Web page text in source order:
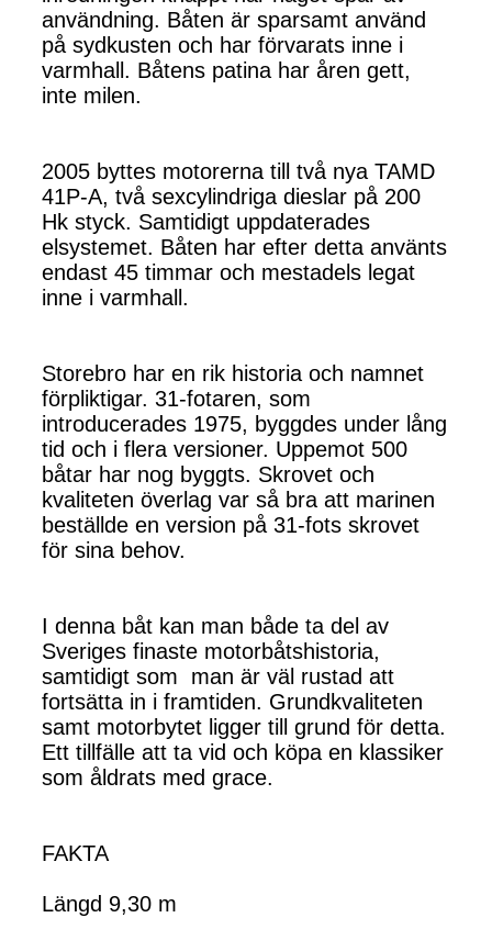
användning. Båten är sparsamt använd
på sydkusten och har förvarats inne i
varmhall. Båtens patina har åren gett,
inte milen.
2005 byttes motorerna till två nya TAMD
41P-A, två sexcylindriga dieslar på 200
Hk styck. Samtidigt uppdaterades
elsystemet. Båten har efter detta använts
endast 45 timmar och mestadels legat
inne i varmhall.
Storebro har en rik historia och namnet
förpliktigar. 31-fotaren, som
introducerades 1975, byggdes under lång
tid och i flera versioner. Uppemot 500
båtar har nog byggts. Skrovet och
kvaliteten överlag var så bra att marinen
beställde en version på 31-fots skrovet
för sina behov.
I denna båt kan man både ta del av
Sveriges finaste motorbåtshistoria,
samtidigt som man är väl rustad att
fortsätta in i framtiden. Grundkvaliteten
samt motorbytet ligger till grund för detta.
Ett tillfälle att ta vid och köpa en klassiker
som åldrats med grace.
FAKTA
Längd 9,30 m